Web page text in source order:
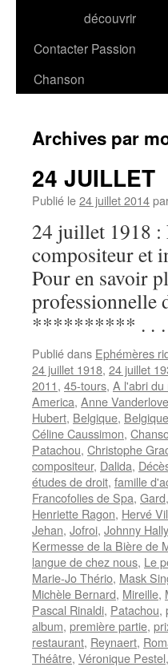
découvrir
Contacter Passion
Chanson
Archives par
24 JUILLET
Publié le24 juillet 2014
24 juillet 1918 :
compositeur et
Pour en savoir
professionnelle
********** . .
Publié dans Ephémères
24 juillet 1918, 24 juillet
2011, 45-tours, A l'abri du
America, Anne Vanderlove
Hubert, Belgique,
Céline Caussimon,
Patachou, Christophe
compositeur, Dalida,
études de droit, famille
Francofolies de Spa, Gard,
Henriette Ragon, Hervé
Jehan, Jofroi, Johnny
Kermesse de la Bière de
langue de chez nous, Le
Marie-Jo Thério, Mask
Michèle Bernard, Mireille,
Pascal Rinaldi, Patachou,
album, première partie,
restaurant, Reynaert,
Théâtre, Véronique Pestel,